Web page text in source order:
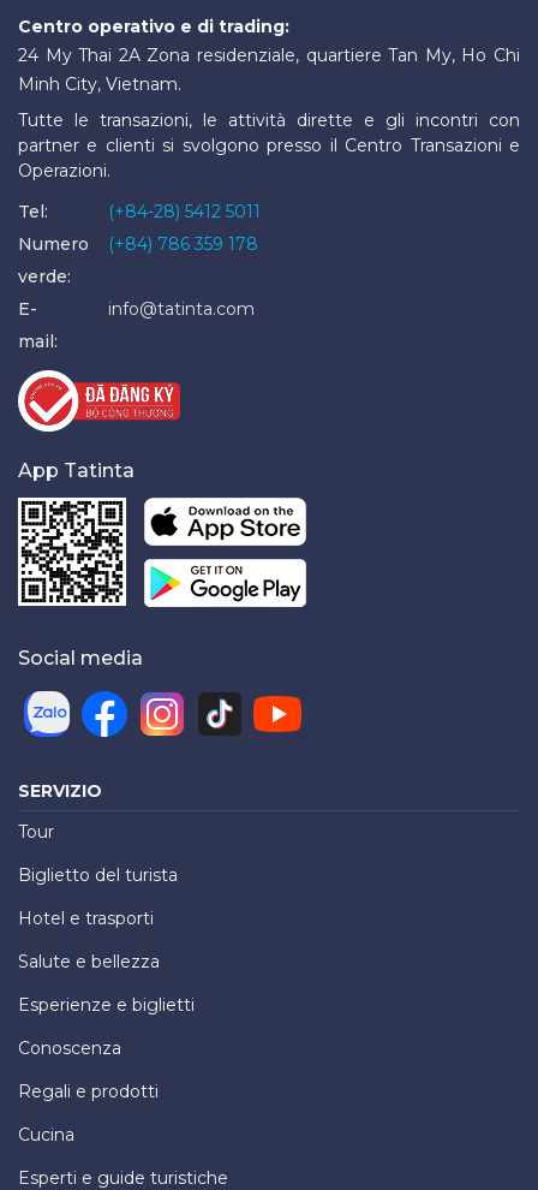
Centro operativo e di trading:
24 My Thai 2A Zona residenziale, quartiere Tan My, Ho Chi
Minh City, Vietnam.
Tutte le transazioni, le attività dirette e gli incontri con
partner e clienti si svolgono presso il Centro Transazioni e
Operazioni.
Tel:
(+84-28) 5412 5011
Numero
verde:
(+84) 786 359 178
E-
mail:
info@tatinta.com
App Tatinta
Social media
SERVIZIO
Tour
Biglietto del turista
Hotel e trasporti
Salute e bellezza
Esperienze e biglietti
Conoscenza
Regali e prodotti
Cucina
Esperti e guide turistiche